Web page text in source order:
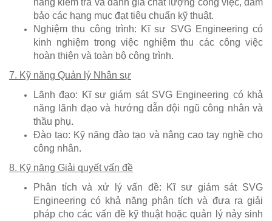
bảo các hạng mục đạt tiêu chuẩn kỹ thuật.
Nghiệm thu công trình: Kĩ sư SVG Engineering có
kinh nghiệm trong việc nghiệm thu các công việc
hoàn thiện và toàn bộ công trình.
7. Kỹ năng Quản lý Nhân sự
Lãnh đạo: Kĩ sư giám sát SVG Engineering có khả
năng lãnh đạo và hướng dẫn đội ngũ công nhân và
thầu phụ.
Đào tạo: Kỹ năng đào tạo và nâng cao tay nghề cho
công nhân.
8. Kỹ năng Giải quyết vấn đề
Phân tích và xử lý vấn đề: Kĩ sư giám sát SVG
Engineering có khả năng phân tích và đưa ra giải
pháp cho các vấn đề kỹ thuật hoặc quản lý nảy sinh